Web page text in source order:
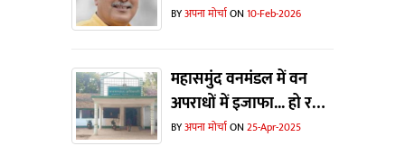
चाहते थे मोदी और शाह?
BYअपना मोर्चाON10-Feb-2026
महासमुंद वनमंडल में वन
अपराधों में इजाफा... हो रहा
है जानवरों का
BYअपना मोर्चाON25-Apr-2025